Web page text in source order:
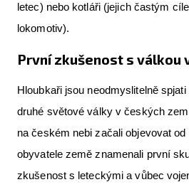
letec) nebo kotláři (jejich častým
lokomotiv).
První zkušenost s válkou
Hloubkaři jsou neodmyslitelně
druhé světové války v českých
na českém nebi začali objevovat
obyvatele země znamenali první
zkušenost s leteckými a vůbec